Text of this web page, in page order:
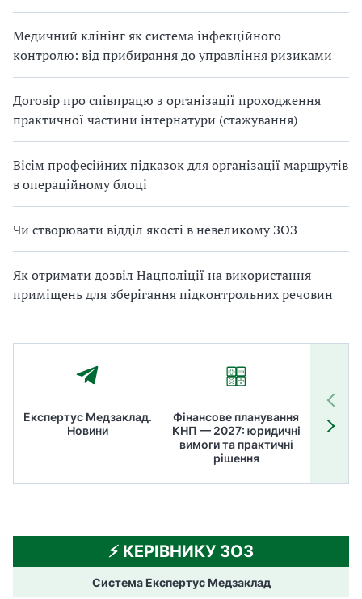
Медичний клінінг як система інфекційного
контролю: від прибирання до управління ризиками
Договір про співпрацю з організації проходження
практичної частини інтернатури (стажування)
Вісім професійних підказок для організації маршрутів
в операційному блоці
Чи створювати відділ якості в невеликому ЗОЗ
Як отримати дозвіл Нацполіції на використання
приміщень для зберігання підконтрольних речовин
Експертус Медзаклад.
Новини
Фінансове планування
КНП — 2027: юридичні
вимоги та практичні
рішення
⚡️ КЕРІВНИКУ ЗОЗ
Система Експертус Медзаклад